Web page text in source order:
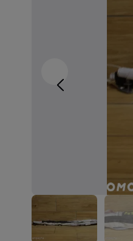
Zdjęcie 1 z 4